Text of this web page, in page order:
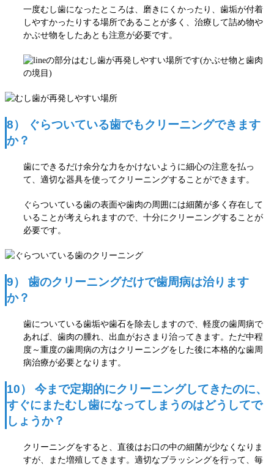
一度むし歯になったところは、磨きにくかったり、歯垢が付着
しやすかったりする場所であることが多く、 治療して詰め物や
かぶせ物をしたあとも注意が必要です。
の部分はむし歯が再発しやすい場所です(かぶせ物と歯肉
の境目)
8） ぐらついている歯でもクリーニングできます
か？
歯にできるだけ余分な力をかけないように細心の注意を払っ
て、適切な器具を使ってクリーニングすることができます。
ぐらついている歯の表面や歯肉の周囲には細菌が多く存在して
いることが考えられますので、十分にクリーニングすることが
必要です。
9） 歯のクリーニングだけで歯周病は治ります
か？
歯についている歯垢や歯石を除去しますので、軽度の歯周病で
あれば、歯肉の腫れ、出血がおさまり治ってきます。ただ中程
度～重度の歯周病の方はクリーニングをした後に本格的な歯周
病治療が必要となります。
10） 今まで定期的にクリーニングしてきたのに、
すぐにまたむし歯になってしまうのはどうしてで
しょうか？
クリーニングをすると、直後はお口の中の細菌が少なくなりま
すが、また増殖してきます。適切なブラッシングを行って、毎